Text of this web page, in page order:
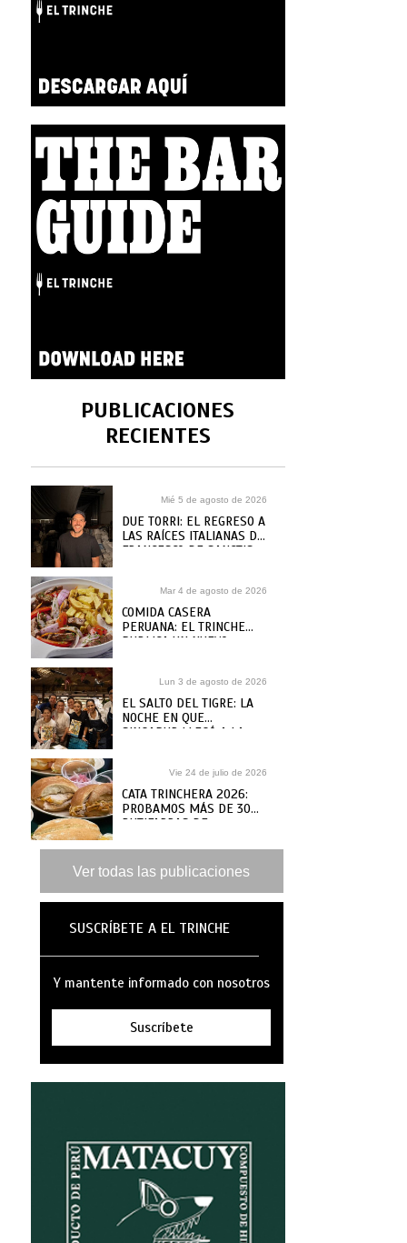
PUBLICACIONES
RECIENTES
Mié 5 de agosto de 2026
DUE TORRI: EL REGRESO A
LAS RAÍCES ITALIANAS DE
FRANCESCO DE SANCTIS
Mar 4 de agosto de 2026
COMIDA CASERA
PERUANA: EL TRINCHE
PUBLICA UN NUEVO
Lun 3 de agosto de 2026
EL SALTO DEL TIGRE: LA
NOCHE EN QUE
SINGAPUR LLEGÓ A LA
Vie 24 de julio de 2026
CATA TRINCHERA 2026:
PROBAMOS MÁS DE 30
BUTIFARRAS DE
DE ANTAÑO PARA ELEGIR
LAS MEJORES
Ver todas las publicaciones
SUSCRÍBETE A EL TRINCHE
Y mantente informado con nosotros
Suscríbete